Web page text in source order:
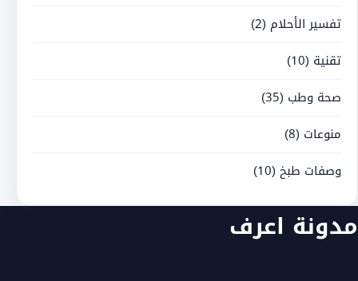
تفسير الأحلام (2)
تقنية (10)
صحة وطب (35)
منوعات (8)
وصفات طبخ (10)
مدونة اعرف